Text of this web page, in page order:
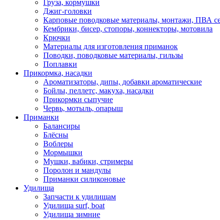
Груза, кормушки
Джиг-головки
Карповые поводковые материалы, монтажи, ПВА
Кембрики, бисер, стопоры, коннекторы, мотовила
Крючки
Материалы для изготовления приманок
Поводки, поводковые материалы, гильзы
Поплавки
Прикормка, насадки
Ароматизаторы, дипы, добавки ароматические
Бойлы, пеллетс, макуха, насадки
Прикормки сыпучие
Червь, мотыль, опарыш
Приманки
Балансиры
Блёсны
Воблеры
Мормышки
Мушки, вабики, стримеры
Поролон и мандулы
Приманки силиконовые
Удилища
Запчасти к удилищам
Удилища surf, boat
Удилища зимние